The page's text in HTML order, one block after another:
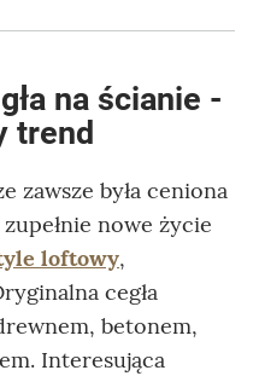
na ścianie -
trend
zawsze była ceniona
nowe życie
loftowy,
cegła
betonem,
Interesująca